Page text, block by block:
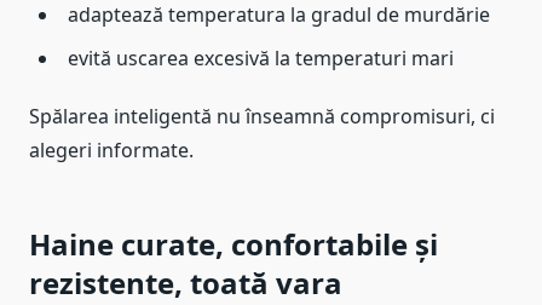
adaptează temperatura la gradul de murdărie
evită uscarea excesivă la temperaturi mari
Spălarea inteligentă nu înseamnă compromisuri, ci
alegeri informate.
Haine curate, confortabile și
rezistente, toată vara